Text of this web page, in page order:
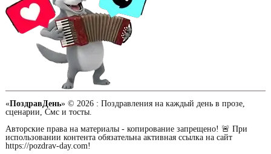
«ПоздравДень» © 2026 : Поздравления на каждый день в прозе,
сценарии, Смс и тосты.
Авторские права на материалы - копирование запрещено! 🚨 При
использовании контента обязательна активная ссылка на сайт
https://pozdrav-day.com!